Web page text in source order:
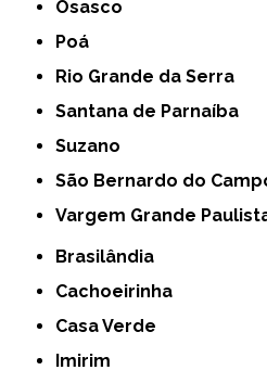
Osasco
Poá
Rio Grande da Serra
Santana de Parnaíba
Suzano
São Bernardo do
Vargem Grande
Brasilândia
Cachoeirinha
Casa Verde
Imirim